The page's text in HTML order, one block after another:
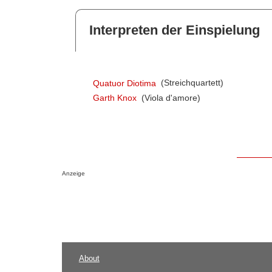
Interpreten der Einspielung
Quatuor Diotima
(Streichquartett)
Garth Knox (Viola d'amore)
Anzeige
About